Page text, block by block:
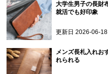
大学生男子の長財
就活でも好印象
更新日2026-06-18
メンズ長札入れお
れられる